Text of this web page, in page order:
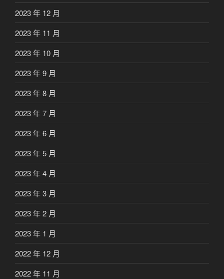
2023 年 12 月
2023 年 11 月
2023 年 10 月
2023 年 9 月
2023 年 8 月
2023 年 7 月
2023 年 6 月
2023 年 5 月
2023 年 4 月
2023 年 3 月
2023 年 2 月
2023 年 1 月
2022 年 12 月
2022 年 11 月